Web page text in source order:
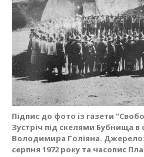
Підпис до фото із газети
Зустріч під скелями Бубнища в
Володимира Голіяна. Джерело:
серпня 1972 року та часопис